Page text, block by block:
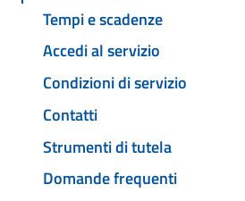
Tempi e scadenze
Accedi al servizio
Condizioni di servizio
Contatti
Strumenti di tutela
Domande frequenti